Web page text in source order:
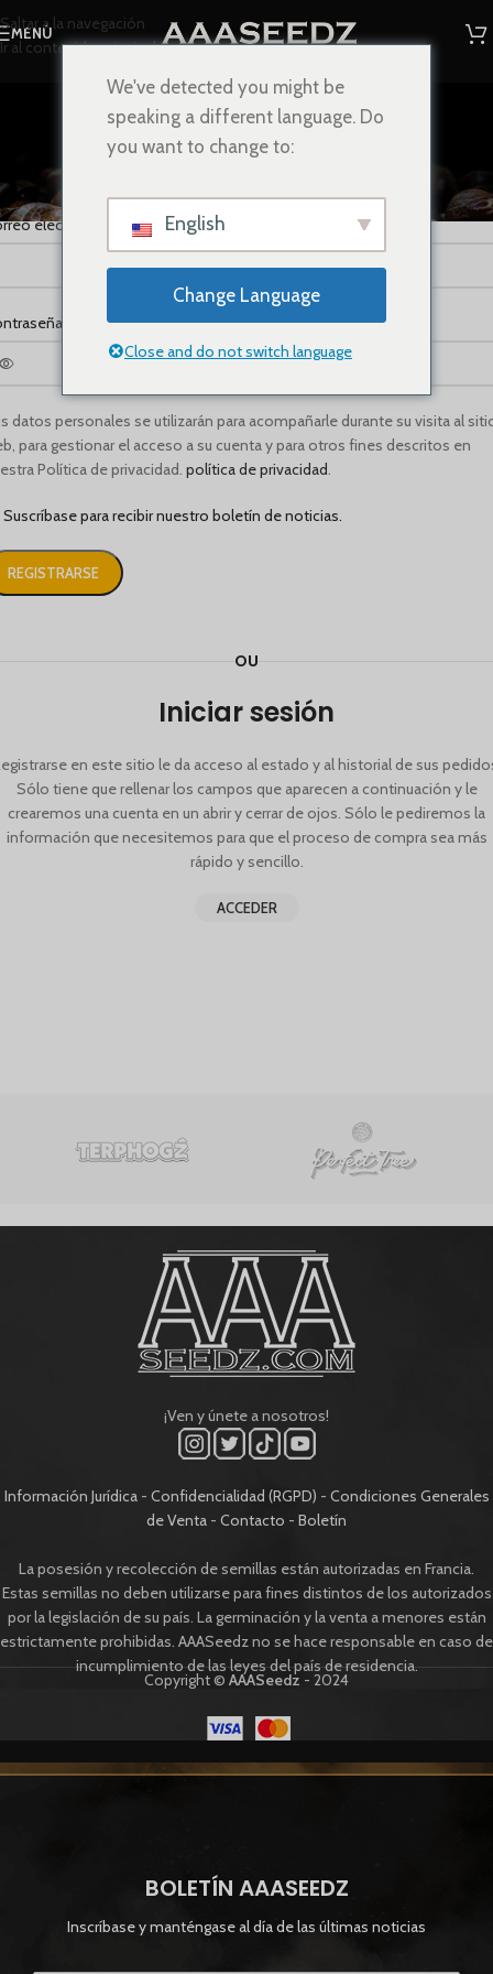
Saltar a la navegación
Ir al contenido principal
MENÚ
Mi cuenta
Accueil/Mi cuenta
electrónico
datos personales se utilizarán para acompañarle durante su visita al
para gestionar el acceso a su cuenta y para otros fines descritos en
Política de privacidad. política de privacidad.
Suscríbase para recibir nuestro boletín de noticias.
REGISTRARSE
OU
Iniciar sesión
en este sitio le da acceso al estado y al historial de sus
Sólo tiene que rellenar los campos que aparecen a continuación y le
crearemos una cuenta en un abrir y cerrar de ojos. Sólo le pediremos la
información que necesitemos para que el proceso de compra sea más
rápido y sencillo.
ACCEDER
¡Ven y únete a nosotros!
Información Jurídica- Confidencialidad (RGPD) - Condiciones Generales
de Venta - Contacto - Boletín
La posesión y recolección de semillas están autorizadas en Francia.
Estas semillas no deben utilizarse para fines distintos de los autorizados
por la legislación de su país. La germinación y la venta a menores están
estrictamente prohibidas. AAASeedz no se hace responsable en caso de
incumplimiento de las leyes del país de residencia.
Copyright © AAASeedz - 2024
BOLETÍN AAASEEDZ
Inscríbase y manténgase al día de las últimas noticias
We've detected you might be
speaking a different language. Do
you want to change to:
English
Change Language
Close and do not switch language